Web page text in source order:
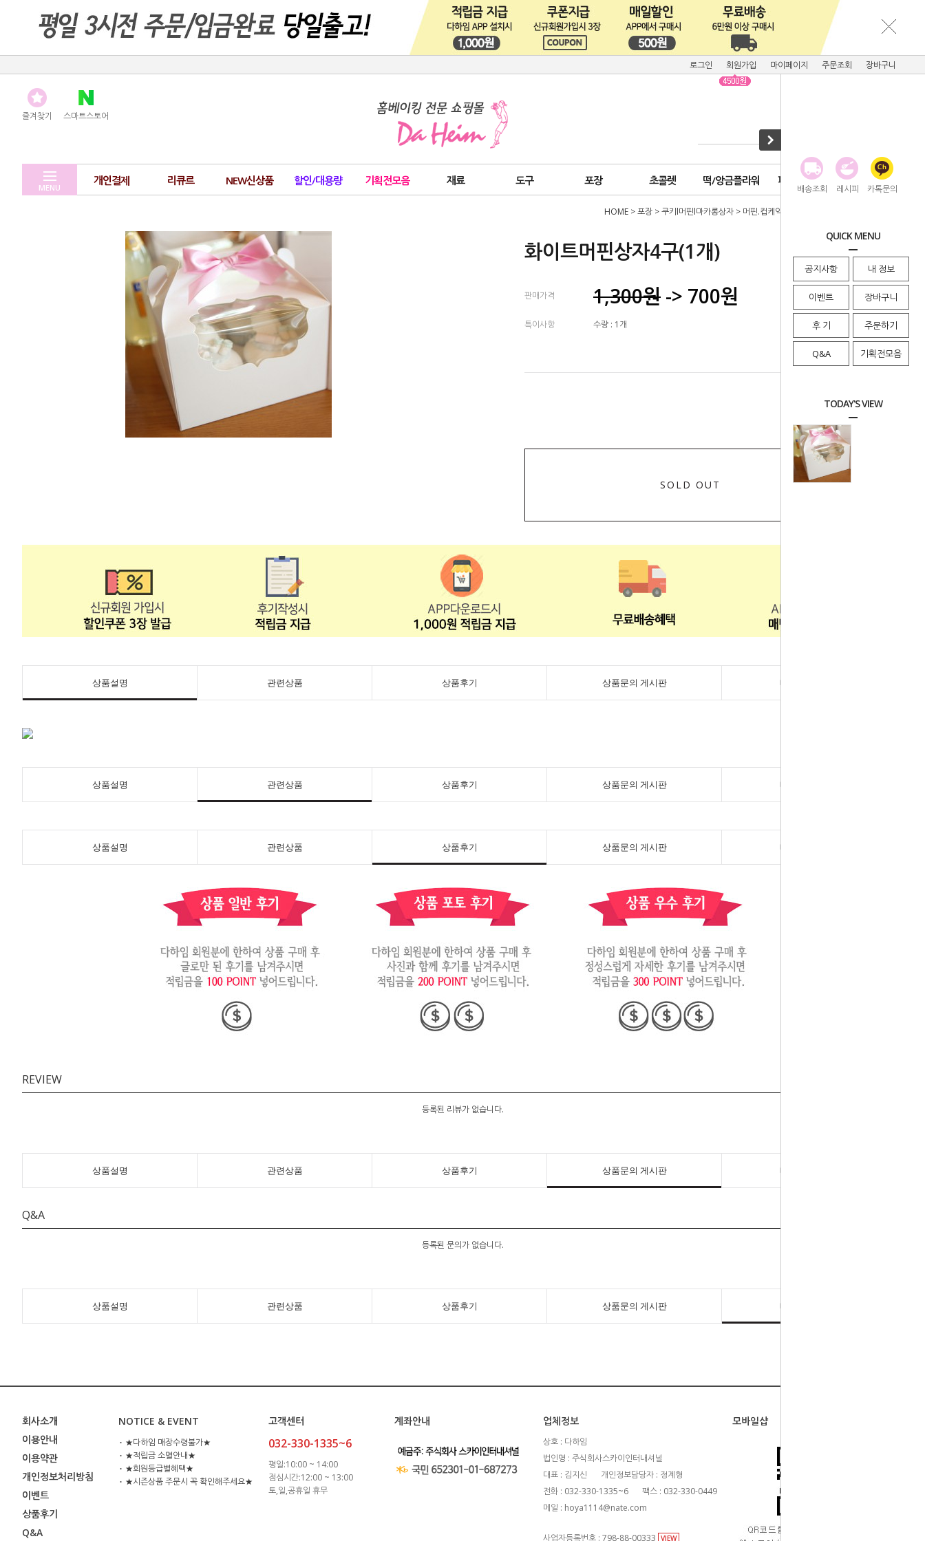
배송조회 레시피 카톡문의
QUICK MENU
공지사항 내 정보
이벤트 장바구니
후 기 주문하기
Q&A 기획전모음
TODAY'S VIEW
로그인 회원가입 마이페이지 주문조회 장바구니
즐겨찾기 스마트스토어
MENU
개인결제 리큐르 NEW신상품 할인/대용량 기획전모음 재료 도구 포장 초콜렛 떡/앙금플라워 피크닉용품
HOME >포장 >쿠키l머핀l마카롱상자 > 머핀.컵케익상자
화이트머핀상자4구(1개)
판매가격 1,300원 -> 700원
특이사항 수량 : 1개
총 상품 금액0
SOLD OUT
상품설명 관련상품 상품후기 상품문의 게시판 배송/반품/교환
상품설명 관련상품 상품후기 상품문의 게시판 배송/반품/교환
상품설명 관련상품 상품후기 상품문의 게시판 배송/반품/교환
REVIEW
등록된 리뷰가 없습니다.
상품설명 관련상품 상품후기 상품문의 게시판 배송/반품/교환
Q&A
등록된 문의가 없습니다.
상품설명 관련상품 상품후기 상품문의 게시판 배송/반품/교환
회사소개
이용안내
이용약관
개인정보처리방침
이벤트
상품후기
Q&A
NOTICE & EVENT
⋅ ★다하임 매장수령불가★
⋅ ★적립금 소멸안내★
⋅ ★회원등급별혜택★
⋅ ★시즌상품 주문시 꼭 확인해주세요★
고객센터
032-330-1335~6
평일:10:00 ~ 14:00
점심시간:12:00 ~ 13:00
토,일,공휴일 휴무
계좌안내 업체정보
상호 : 다하임
법인명 : 주식회사스카이인터내셔널
대표 : 김지신
개인정보담당자 : 정계형
전화 : 032-330-1335~6
팩스 : 032-330-0449
메일 : hoya1114@nate.com
사업자등록번호 : 798-88-00333 VIEW
모바일샵